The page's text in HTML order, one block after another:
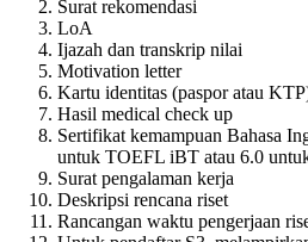
Surat rekomendasi
LoA
Ijazah dan transkrip nilai
Motivation letter
Kartu identitas (paspor atau
Hasil medical check up
Sertifikat kemampuan Bahasa
untuk TOEFL iBT atau 6.0
Surat pengalaman kerja
Deskripsi rencana riset
Rancangan waktu pengerjaan